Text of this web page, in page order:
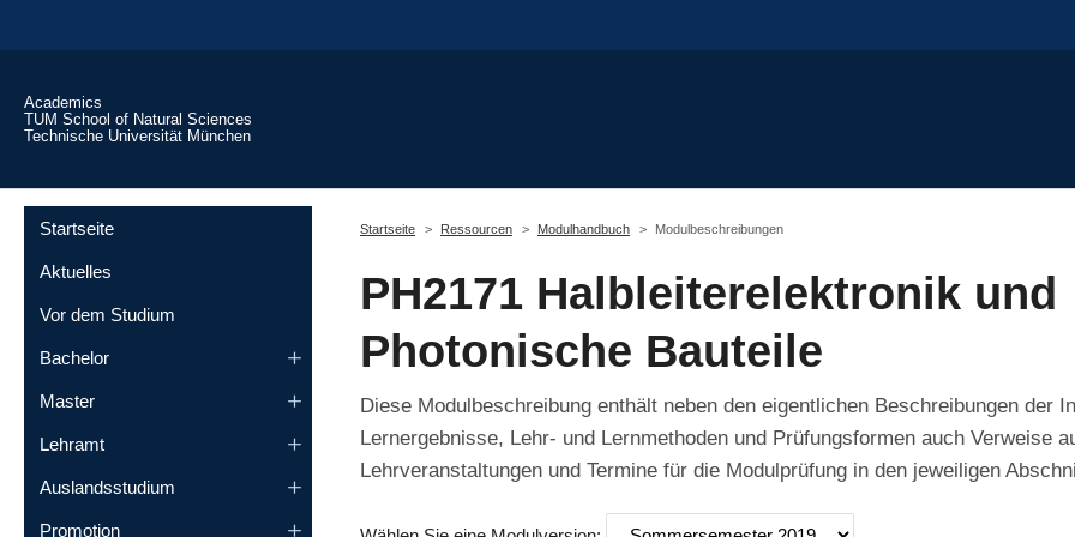
Academics
TUM School of Natural Sciences
Technische Universität München
Startseite
Aktuelles
Vor dem Studium
Bachelor
Master
Lehramt
Auslandsstudium
Promotion
Startseite
Ressourcen Modulhandbuch Modulbeschreibungen
PH2171 Halbleiterelektronik und
Photonische Bauteile
Diese Modulbeschreibung enthält neben den eigentlichen Beschreibungen der
Lernergebnisse, Lehr- und Lernmethoden und Prüfungsformen auch Verweise
Lehrveranstaltungen und Termine für die Modulprüfung in den jeweiligen